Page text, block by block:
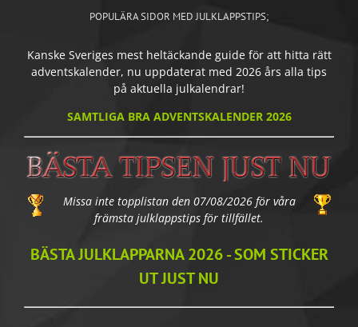
POPULÄRA SIDOR MED JULKLAPPSTIPS;
Kanske Sveriges mest heltäckande guide för att hitta rätt
adventskalender, nu uppdaterat med 2026 års alla tips
på aktuella julkalendrar!
SAMTLIGA BRA ADVENTSKALENDER 2026
Missa inte topplistan den 07/08/2026 för våra
främsta julklappstips för tillfället.
BÄSTA JULKLAPPARNA 2026 - SOM STICKER
UT JUST NU